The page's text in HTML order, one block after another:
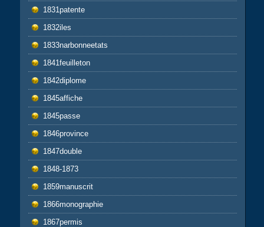
1831patente
1832iles
1833narbonneetats
1841feuilleton
1842diplome
1845affiche
1845passe
1846province
1847double
1848-1873
1859manuscrit
1866monographie
1867permis